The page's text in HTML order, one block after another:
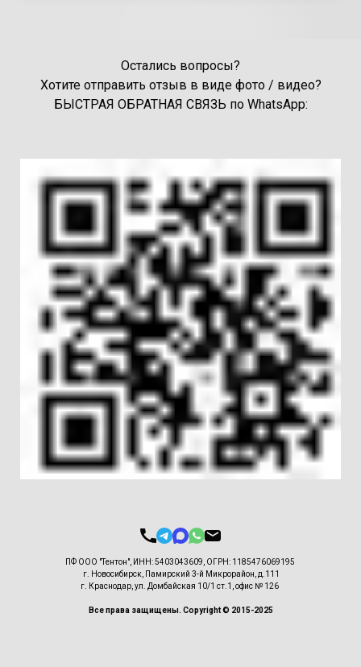
Остались вопросы?
Хотите отправить отзыв в виде фото / видео?
БЫСТРАЯ ОБРАТНАЯ СВЯЗЬ по WhatsApp:
ПФ ООО "Тентон", ИНН: 5403043609, ОГРН: 1185476069195
г. Новосибирск, Памирский 3-й Микрорайон, д.111
г. Краснодар, ул. Домбайская 10/1 ст.1, офис № 126
Все права защищены. Copyright © 2015-2025